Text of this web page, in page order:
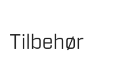
Tilbehør